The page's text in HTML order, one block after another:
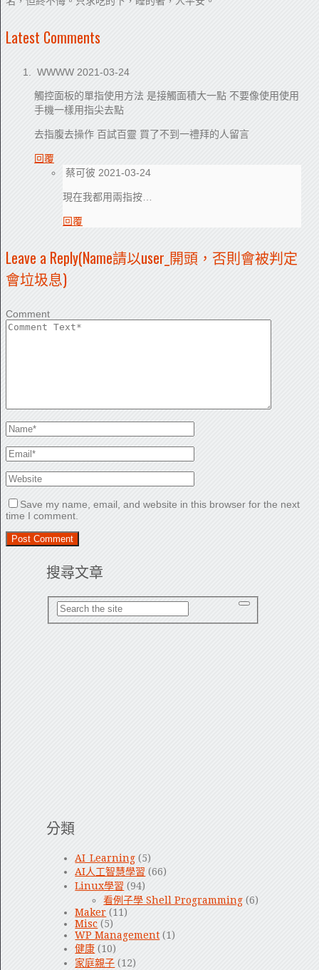
Latest Comments
WWWW 2021-03-24
觸控面板的單指使用方法 是接觸面積大一點 不要像使用使用
手機一樣用指尖去點
去指腹去操作 百試百靈 買了不到一禮拜的人留言
回覆
蔡可彼 2021-03-24
現在我都用兩指按…
回覆
Leave a Reply(Name請以user_開頭，否則會被判定
會垃圾息)
Comment
Save my name, email, and website in this browser for the next
time I comment.
搜尋文章
分類
AI_Learning (5)
AI人工智慧學習 (66)
Linux學習 (94)
看例子學 Shell Programming (6)
Maker (11)
Misc (5)
WP Management (1)
健康 (10)
家庭親子 (12)